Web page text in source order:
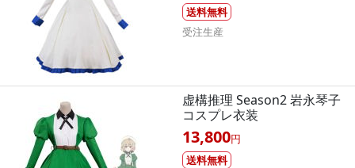
送料無料
受注生産
虚構推理 Season2 岩永琴子
コスプレ衣装
13,800円
送料無料